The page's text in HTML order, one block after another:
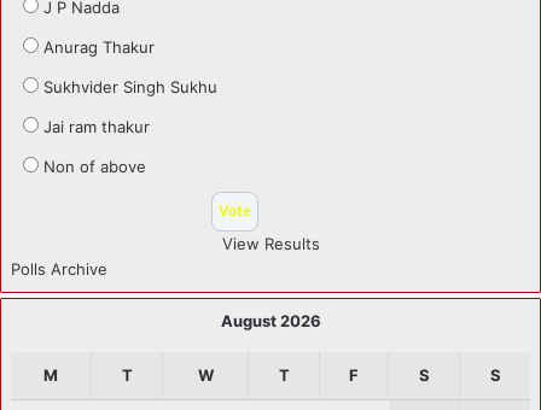
J P Nadda
Anurag Thakur
Sukhvider Singh Sukhu
Jai ram thakur
Non of above
View Results
Polls Archive
August 2026
M T W T F S S